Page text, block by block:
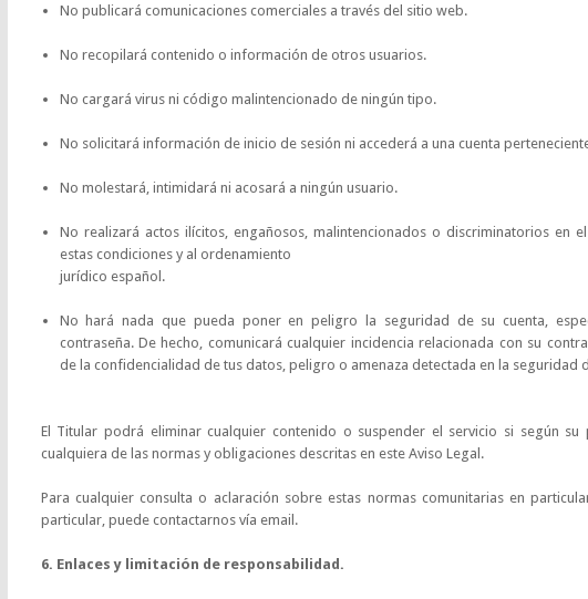
No publicará comunicaciones comerciales a través del sitio web.
No recopilará contenido o información de otros usuarios.
No cargará virus ni código malintencionado de ningún tipo.
No solicitará información de inicio de sesión ni accederá a una cuenta
No molestará, intimidará ni acosará a ningún usuario.
No realizará actos ilícitos, engañosos, malintencionados o discriminatorios en
estas condiciones y al ordenamiento
jurídico español.
No hará nada que pueda poner en peligro la seguridad de su cuenta,
contraseña. De hecho, comunicará cualquier incidencia relacionada con su
de la confidencialidad de tus datos, peligro o amenaza detectada en la seguridad
El Titular podrá eliminar cualquier contenido o suspender el servicio si según
cualquiera de las normas y obligaciones descritas en este Aviso Legal.
Para cualquier consulta o aclaración sobre estas normas comunitarias en
particular, puede contactarnos vía email.
6. Enlaces y limitación de responsabilidad.